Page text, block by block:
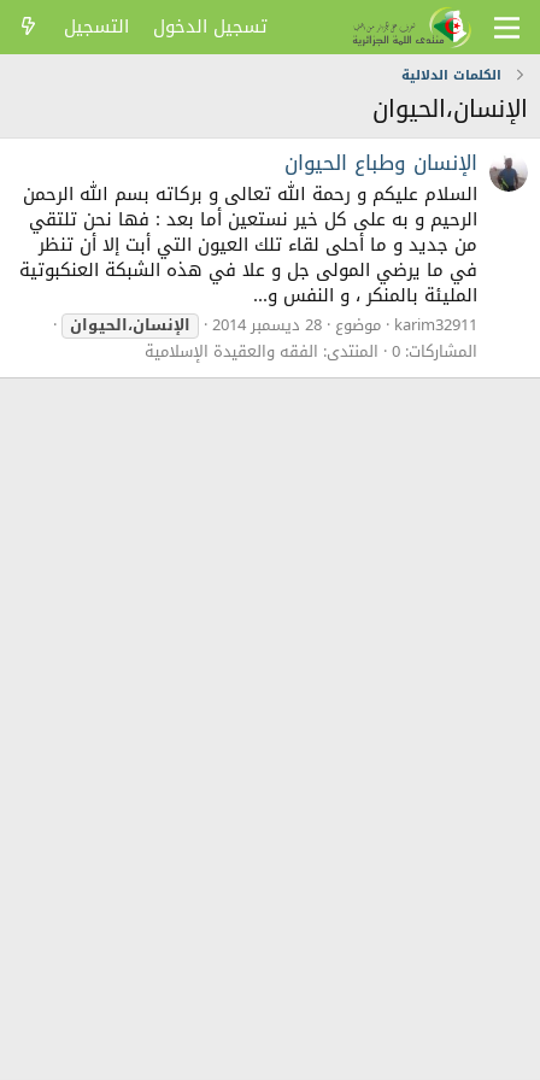
تسجيل الدخول التسجيل
الكلمات الدلالية
الإنسان،الحيوان
الإنسان وطباع الحيوان
السلام عليكم و رحمة الله تعالى و بركاته بسم الله الرحمن
الرحيم و به على كل خير نستعين أما بعد : فها نحن تلتقي
من جديد و ما أحلى لقاء تلك العيون التي أبت إلا أن تنظر
في ما يرضي المولى جل و علا في هذه الشبكة العنكبوتية
المليئة بالمنكر ، و النفس و...
karim32911 موضوع 28 ديسمبر 2014
الإنسان،الحيوان
المشاركات: 0
المنتدى: الفقه والعقيدة الإسلامية